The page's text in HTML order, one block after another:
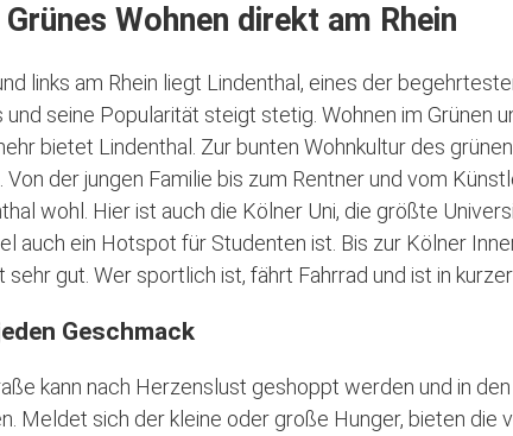
Wohnen direkt am Rhein
links am Rhein liegt Lindenthal, eines der
seine Popularität steigt stetig. Wohnen im Grünen
bietet Lindenthal. Zur bunten Wohnkultur des
der jungen Familie bis zum Rentner und vom
wohl. Hier ist auch die Kölner Uni, die größte
auch ein Hotspot für Studenten ist. Bis zur Kölner
sehr gut. Wer sportlich ist, fährt Fahrrad und ist in
Geschmack
kann nach Herzenslust geshoppt werden und in
Meldet sich der kleine oder große Hunger, bieten die